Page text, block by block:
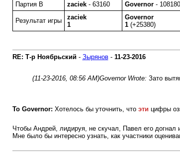
Партия B
zaciek- 63160 Governor- 108180
Результат игры
zaciek
1
Governor
1(+25380)
RE: Т-р Ноябрьский- Зырянов- 11-23-2016
(11-23-2016, 08:56 AM)Governor Wrote: Зато
То Governor: Хотелось бы уточнить, что эти цифры
Чтобы Андрей, лидируя, не скучал, Павел его догнал
Мне было бы интересно узнать, как участники